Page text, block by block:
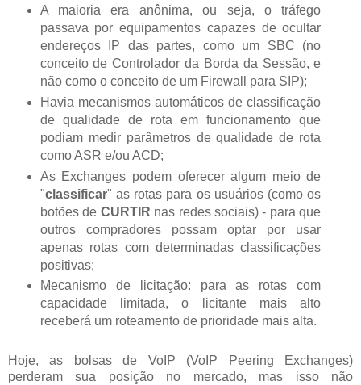
A maioria era anônima, ou seja, o tráfego
passava por equipamentos capazes de ocultar
endereços IP das partes, como um SBC (no
conceito de Controlador da Borda da Sessão, e
não como o conceito de um Firewall para SIP);
Havia mecanismos automáticos de classificação
de qualidade de rota em funcionamento que
podiam medir parâmetros de qualidade de rota
como ASR e/ou ACD;
As Exchanges podem oferecer algum meio de
"classificar" as rotas para os usuários (como os
botões de CURTIR nas redes sociais) - para que
outros compradores possam optar por usar
apenas rotas com determinadas classificações
positivas;
Mecanismo de licitação: para as rotas com
capacidade limitada, o licitante mais alto
receberá um roteamento de prioridade mais alta.
Hoje, as bolsas de VoIP (VoIP Peering Exchanges)
perderam sua posição no mercado, mas isso não